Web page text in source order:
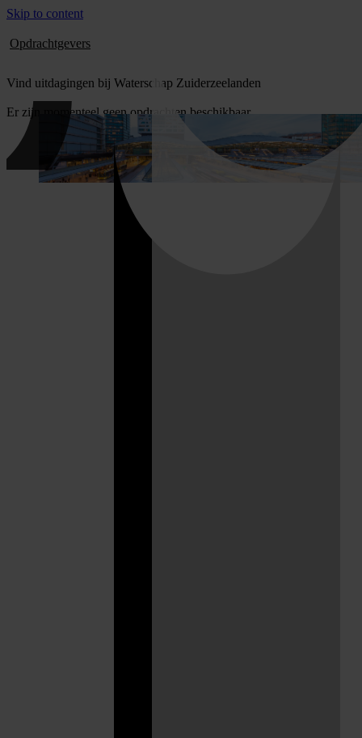
Skip to content
Opdrachtgevers
Vind uitdagingen bij Waterschap Zuiderzeelanden
Er zijn momenteel geen opdrachten beschikbaar.